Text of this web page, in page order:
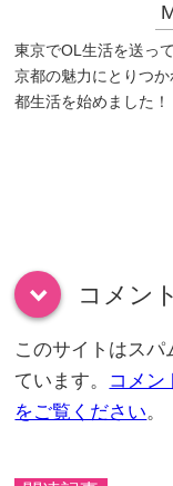
東京でOL生活を送っ
京都の魅力にとりつ
都生活を始めました！
down コメン
このサイトはス
ています。 コメン
をご覧ください。